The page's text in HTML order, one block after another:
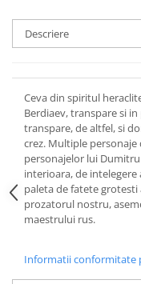
Descriere
Ceva din spiritul
Berdiaev, transpare si
transpare, de altfel, si
crez. Multiple
personajelor lui
interioara, de intelegere
paleta de fatete grotesti
prozatorul nostru,
maestrului rus.
Informatii conformitate